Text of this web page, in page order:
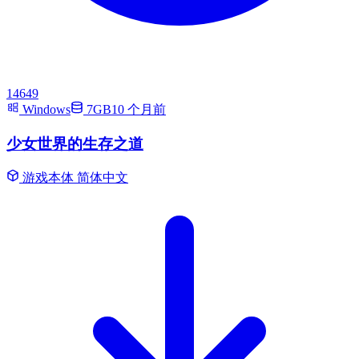
14649
Windows
7GB10 个月前
少女世界的生存之道
游戏本体 简体中文